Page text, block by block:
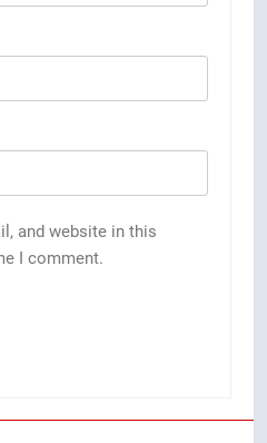
and website in this
I comment.